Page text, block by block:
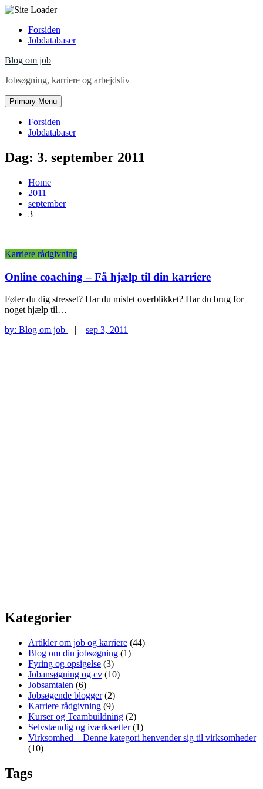
Skip
Forsiden
Jobdatabaser
Blog om job
Jobsøgning, karriere og arbejdsliv
Primary Menu
Forsiden
Jobdatabaser
Dag: 3. september 2011
Home
2011
september
3
Karriere rådgivning
Online coaching – Få hjælp til din karriere
Føler du dig stresset? Har du mistet overblikket? Har du brug for
noget hjælp til…
by: Blog om job | sep 3, 2011
Kategorier
Artikler om job og karriere (44)
Blog om din jobsøgning (1)
Fyring og opsigelse (3)
Jobansøgning og cv (10)
Jobsamtalen (6)
Jobsøgende blogger(2)
Karriere rådgivning (9)
Kurser og Teambuildning (2)
Selvstændig og iværksætter(1)
Virksomhed – Denne kategori henvender sig til virksomheder
(10)
Tags